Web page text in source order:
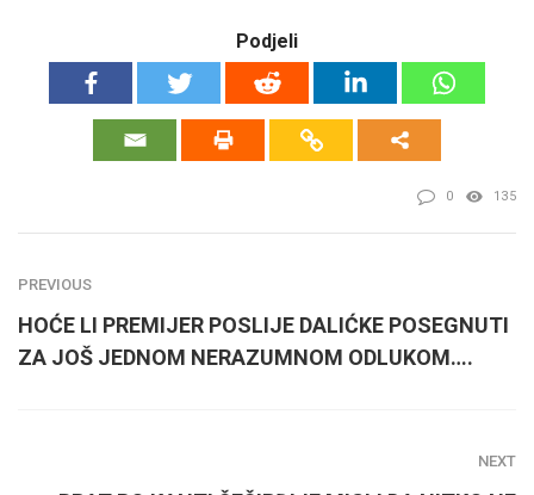
Podjeli
0 135
PREVIOUS
HOĆE LI PREMIJER POSLIJE DALIĆKE POSEGNUTI
ZA JOŠ JEDNOM NERAZUMNOM ODLUKOM….
NEXT